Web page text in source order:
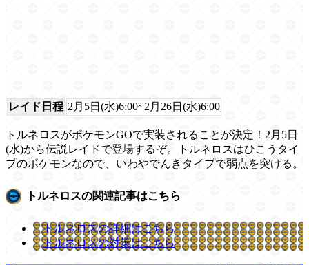
レイド日程 2月5日(水)6:00~2月26日(水)6:00
トルネロスがポケモンGOで実装されることが決定！2月5日
(水)から伝説レイドで登場するぞ。トルネロスはひこうタイ
プのポケモンなので、いわやでんきタイプで弱点を突ける。
トルネロスの関連記事はこちら
トルネロスの詳細はこちら
トルネロスの対策はこちら